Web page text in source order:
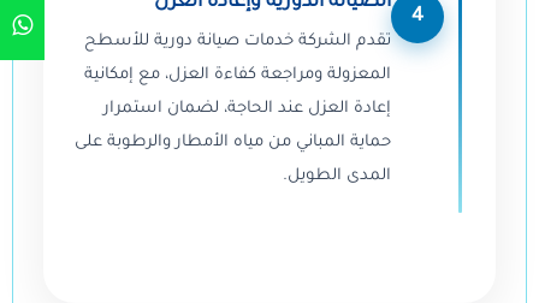
4
تقدم الشركة خدمات صيانة دورية للأسطح
المعزولة ومراجعة كفاءة العزل، مع إمكانية
إعادة العزل عند الحاجة، لضمان استمرار
حماية المباني من مياه الأمطار والرطوبة على
المدى الطويل.